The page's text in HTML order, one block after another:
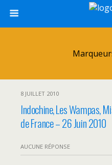
8 JUILLET 2010
Indochine, Les Wampas,
de France – 26 Juin 2010
AUCUNE RÉPONSE